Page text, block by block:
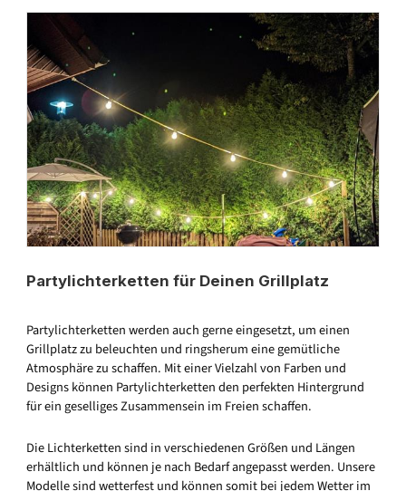
Partylichterketten für Deinen Grillplatz
Partylichterketten werden auch gerne eingesetzt, um einen
Grillplatz zu beleuchten und ringsherum eine gemütliche
Atmosphäre zu schaffen. Mit einer Vielzahl von Farben und
Designs können Partylichterketten den perfekten Hintergrund
für ein geselliges Zusammensein im Freien schaffen.
Die Lichterketten sind in verschiedenen Größen und Längen
erhältlich und können je nach Bedarf angepasst werden. Unsere
Modelle sind wetterfest und können somit bei jedem Wetter im